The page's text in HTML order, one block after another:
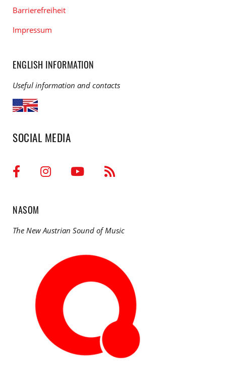
Barrierefreiheit
Impressum
ENGLISH INFORMATION
Useful information and contacts
SOCIAL MEDIA
NASOM
The New Austrian Sound of Music